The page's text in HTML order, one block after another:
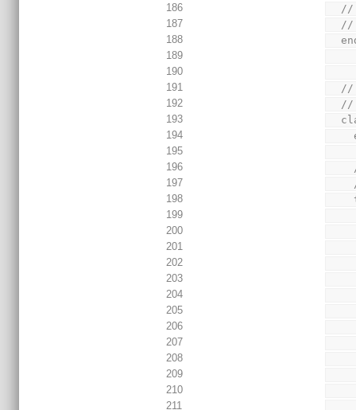
186
187
  //
188
189
190
191
192
  //
193
194
195
196
197
198
199
200
201
202
203
204
205
206
207
208
209
210
211